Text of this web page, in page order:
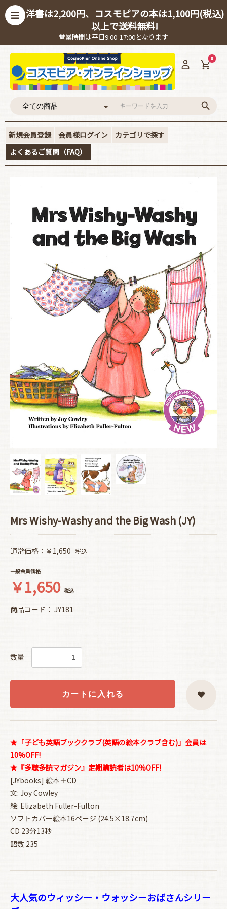
洋書は2,200円、コスモピアの本は1,100円(税込)
以上で送料無料!
営業時間は平日9:00-17:00となります
0
新規会員登録 会員様ログイン
カテゴリで探す
よくあるご質問（FAQ）
Mrs Wishy-Washy and the Big Wash (JY)
通常価格：￥1,650 税込
一般会員価格
￥1,650 税込
商品コード： JY181
数量
カートに入れる
★「子ども英語ブッククラブ(英語の絵本クラブ含む)」会員は
10%OFF!
★『多聴多読マガジン』定期購読者は10%OFF!
[JYbooks] 絵本＋CD
文: Joy Cowley
絵: Elizabeth Fuller-Fulton
ソフトカバー絵本16ページ (24.5×18.7cm)
CD 23分13秒
語数 235
大人気のウィッシー・ウォッシーおばさんシリー